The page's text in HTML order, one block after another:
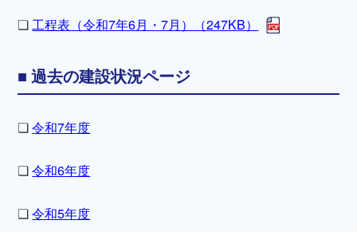
❏工程表（令和7年6月・7月）（247KB）
過去の建設状況ページ
❏令和7年度
❏令和6年度
❏令和5年度